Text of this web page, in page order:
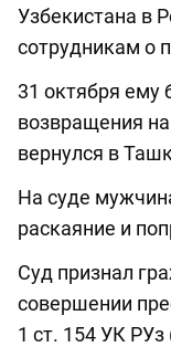
Узбекистана в
сотрудникам о
31 октября ему
возвращения
вернулся в
На суде
раскаяние и
Суд признал
совершении
1 ст. 154 УК